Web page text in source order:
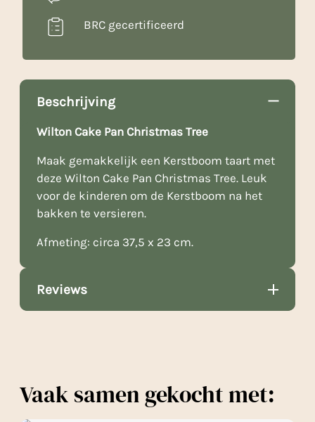
BRC gecertificeerd
Beschrijving
Wilton Cake Pan Christmas Tree
Maak gemakkelijk een Kerstboom taart met
deze Wilton Cake Pan Christmas Tree. Leuk
voor de kinderen om de Kerstboom na het
bakken te versieren.
Afmeting: circa 37,5 x 23 cm.
Reviews
Vaak samen gekocht met: